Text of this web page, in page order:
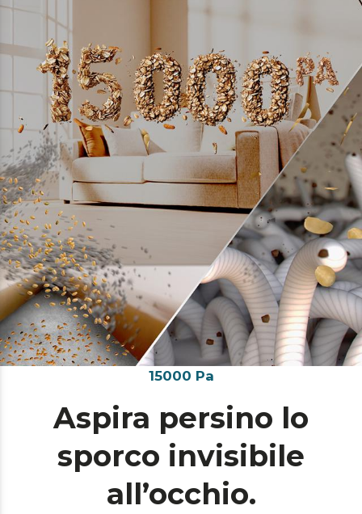
15000 Pa
Aspira persino lo
sporco invisibile
all’occhio.